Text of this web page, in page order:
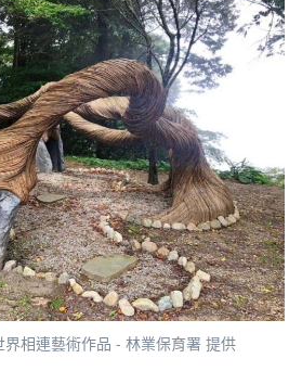
相連藝術作品 - 林業保育署 提供